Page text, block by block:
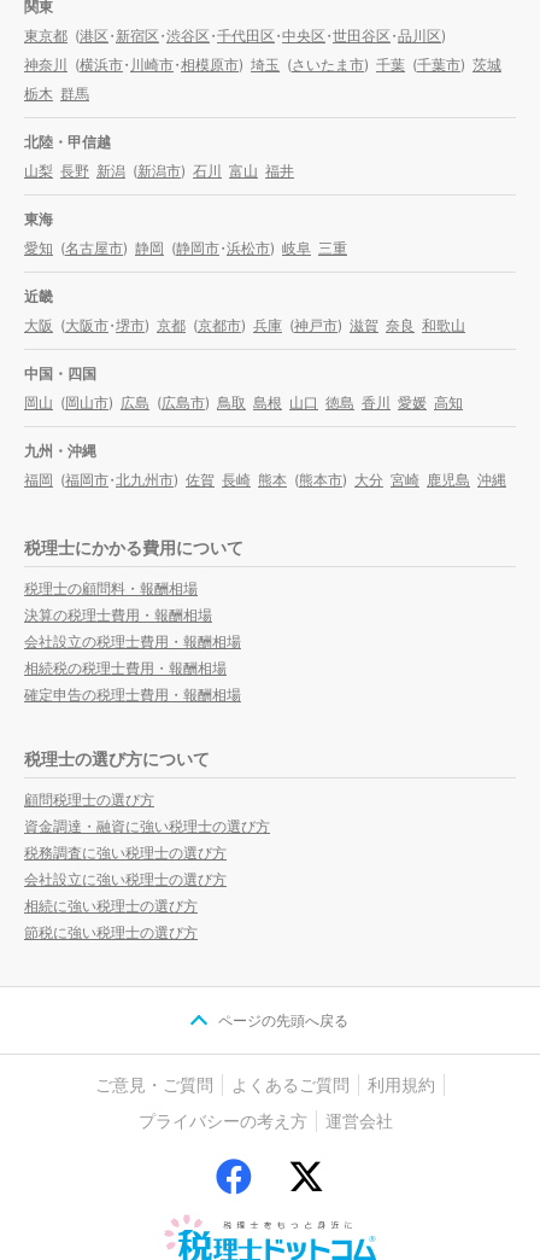
関東
東京都 (港区・新宿区・渋谷区・千代田区・中央区・世田谷区・品川区)
神奈川 (横浜市・川崎市・相模原市) 埼玉 (さいたま市) 千葉 (千葉市) 茨城
栃木 群馬
北陸・甲信越
山梨 長野 新潟 (新潟市) 石川 富山 福井
東海
愛知 (名古屋市) 静岡 (静岡市・浜松市) 岐阜 三重
近畿
大阪 (大阪市・堺市) 京都 (京都市) 兵庫 (神戸市) 滋賀 奈良 和歌山
中国・四国
岡山 (岡山市) 広島 (広島市) 鳥取 島根 山口 徳島 香川 愛媛 高知
九州・沖縄
福岡 (福岡市・北九州市) 佐賀 長崎 熊本 (熊本市) 大分 宮崎 鹿児島 沖縄
税理士にかかる費用について
税理士の顧問料・報酬相場
決算の税理士費用・報酬相場
会社設立の税理士費用・報酬相場
相続税の税理士費用・報酬相場
確定申告の税理士費用・報酬相場
税理士の選び方について
顧問税理士の選び方
資金調達・融資に強い税理士の選び方
税務調査に強い税理士の選び方
会社設立に強い税理士の選び方
相続に強い税理士の選び方
節税に強い税理士の選び方
ページの先頭へ戻る
ご意見・ご質問 よくあるご質問
利用規約
プライバシーの考え方
運営会社